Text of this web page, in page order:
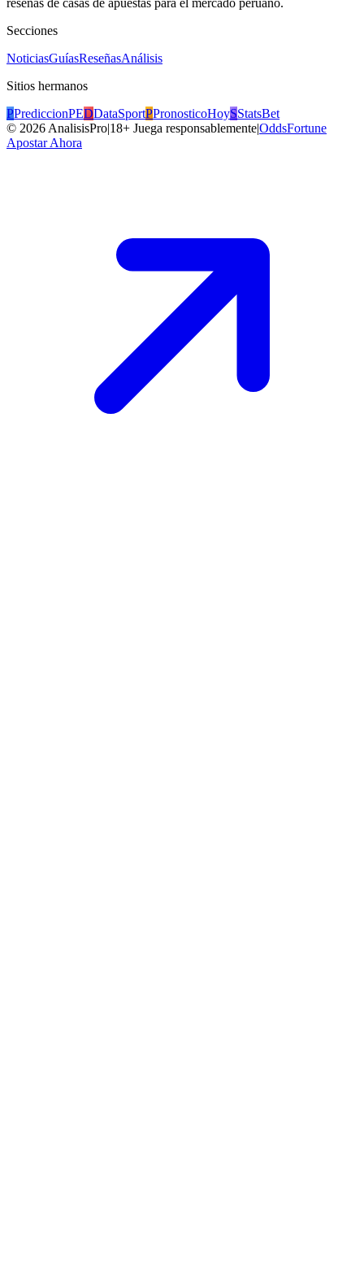
reseñas de casas de apuestas para el mercado peruano.
Secciones
NoticiasGuíasReseñasAnálisis
Sitios hermanos
PPrediccionPEDDataSportPPronosticoHoySStatsBet
© 2026AnalisisPro|18+ Juega responsablemente|OddsFortune
Apostar Ahora